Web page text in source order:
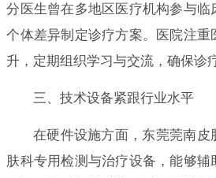
分医生曾在多地区医疗机构参与
个体差异制定诊疗方案。医院注重
升，定期组织学习与交流，确保诊
三、技术设备紧跟行业水平
在硬件设施方面，东莞莞南皮
肤科专用检测与治疗设备，能够辅